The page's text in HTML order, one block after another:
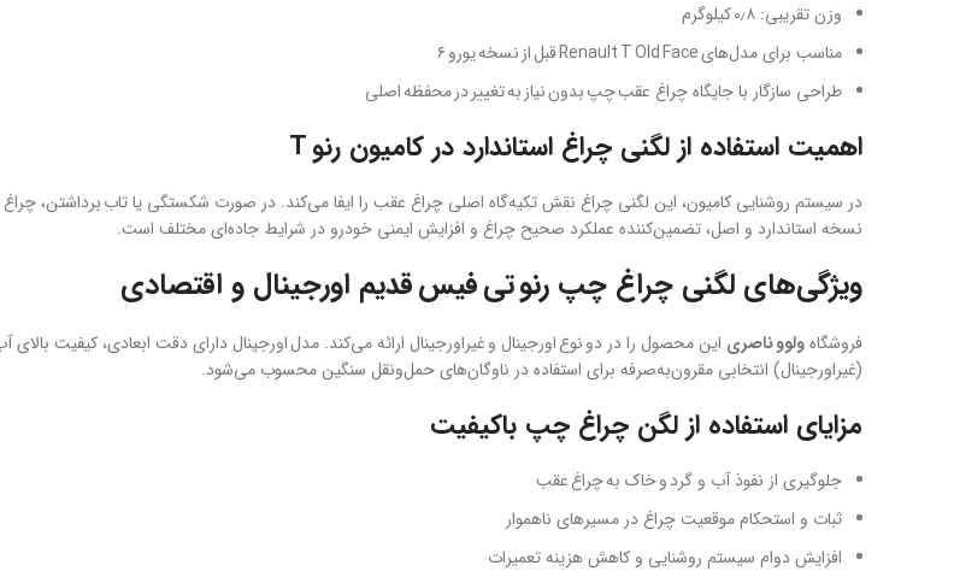
وزن تقریبی: ۰٫۸ کیلوگرم
مناسب برای مدل‌های Renault T Old Face قبل از نسخه یورو ۶
طراحی سازگار با جایگاه چراغ عقب چپ بدون نیاز به تغییر در محفظه اصلی
اهمیت استفاده از لگنی چراغ استاندارد در کامیون رنو T
در سیستم روشنایی کامیون، این لگنی چراغ نقش تکیه‌گاه اصلی چراغ عقب را ایفا می‌کند. در صورت شکستگی یا تاب برداشتن،
نسخه استاندارد و اصل، تضمین‌کننده عملکرد صحیح چراغ و افزایش ایمنی خودرو در شرایط جاده‌ای مختلف است.
ویژگی‌های لگنی چراغ چپ رنو تی فیس قدیم اورجینال و اقتصادی
فروشگاهولوو ناصری این محصول را در دو نوع اورجینال و غیراورجینال ارائه می‌کند. مدل اورجینال دارای دقت ابعادی، کیفیت
(غیراورجینال) انتخابی مقرون‌به‌صرفه برای استفاده در ناوگان‌های حمل‌ونقل سنگین محسوب می‌شود.
مزایای استفاده از لگن چراغ چپ باکیفیت
جلوگیری از نفوذ آب و گرد و خاک به چراغ عقب
ثبات و استحکام موقعیت چراغ در مسیرهای ناهموار
افزایش دوام سیستم روشنایی و کاهش هزینه تعمیرات